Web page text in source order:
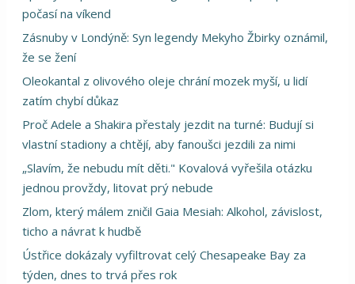
počasí na víkend
Zásnuby v Londýně: Syn legendy Mekyho Žbirky oznámil,
že se žení
Oleokantal z olivového oleje chrání mozek myší, u lidí
zatím chybí důkaz
Proč Adele a Shakira přestaly jezdit na turné: Budují si
vlastní stadiony a chtějí, aby fanoušci jezdili za nimi
„Slavím, že nebudu mít děti." Kovalová vyřešila otázku
jednou provždy, litovat prý nebude
Zlom, který málem zničil Gaia Mesiah: Alkohol, závislost,
ticho a návrat k hudbě
Ústřice dokázaly vyfiltrovat celý Chesapeake Bay za
týden, dnes to trvá přes rok